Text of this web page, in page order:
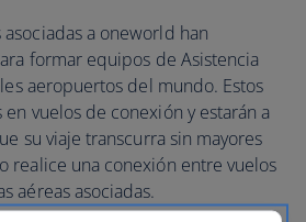
a oneworld han
formar equipos de Asistencia
aeropuertos del mundo. Estos
vuelos de conexión y estarán a
su viaje transcurra sin mayores
realice una conexión entre vuelos
aéreas asociadas.